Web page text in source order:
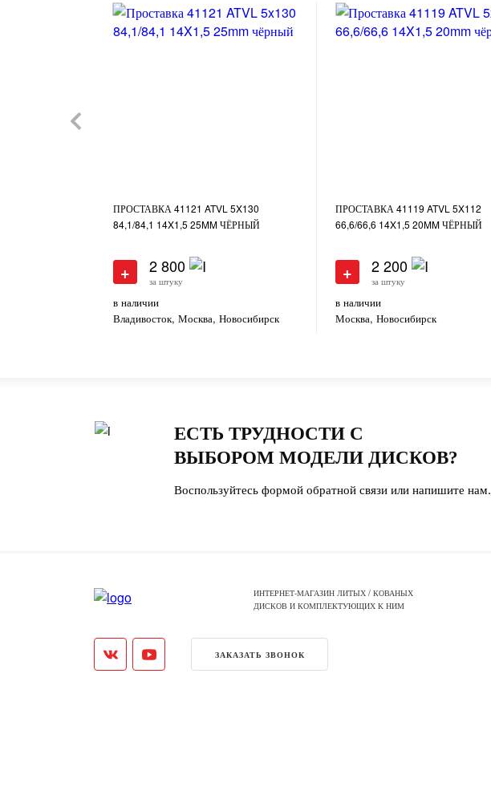
ПРОСТАВКА 41121 ATVL 5X130
84,1/84,1 14X1,5 25MM ЧЁРНЫЙ
+ 2 800
за штуку
в наличии
Владивосток, Москва, Новосибирск
ПРОСТАВКА 41119 ATVL 5X112
66,6/66,6 14X1,5 20MM ЧЁРНЫЙ
+ 2 200
за штуку
в наличии
Москва, Новосибирск
ЕСТЬ ТРУДНОСТИ С
ВЫБОРОМ МОДЕЛИ ДИСКОВ?
Воспользуйтесь формой обратной связи или напишите нам.
ИНТЕРНЕТ-МАГАЗИН ЛИТЫХ / КОВАНЫХ
ДИСКОВ И КОМПЛЕКТУЮЩИХ К НИМ
ЗАКАЗАТЬ ЗВОНОК